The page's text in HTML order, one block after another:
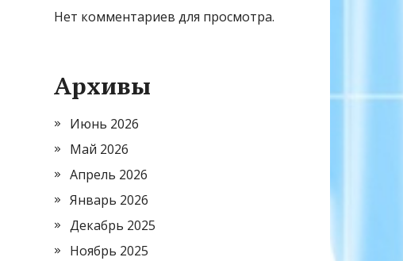
Нет комментариев для просмотра.
Архивы
Июнь 2026
Май 2026
Апрель 2026
Январь 2026
Декабрь 2025
Ноябрь 2025